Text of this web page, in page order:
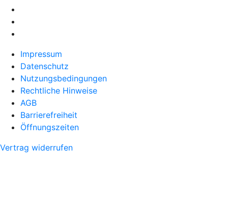
Impressum
Datenschutz
Nutzungsbedingungen
Rechtliche Hinweise
AGB
Barrierefreiheit
Öffnungszeiten
Vertrag widerrufen